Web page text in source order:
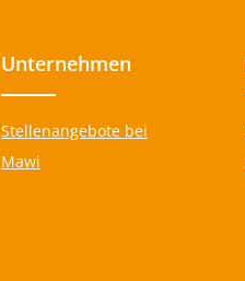
Unternehmen
Stellenangebote bei
Mawi